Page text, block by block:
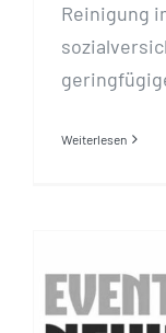
Reinigung
Weiterlesen
Event